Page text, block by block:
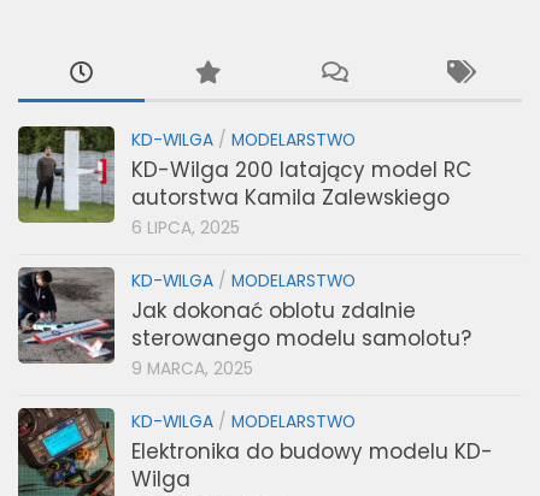
KD-WILGA / MODELARSTWO
KD-Wilga 200 latający model RC
autorstwa Kamila Zalewskiego
6 LIPCA, 2025
KD-WILGA / MODELARSTWO
Jak dokonać oblotu zdalnie
sterowanego modelu samolotu?
9 MARCA, 2025
KD-WILGA / MODELARSTWO
Elektronika do budowy modelu KD-
Wilga